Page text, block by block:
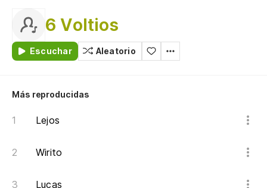
6 Voltios
Escuchar Aleatorio
Más reproducidas
Lejos
Wirito
Lucas